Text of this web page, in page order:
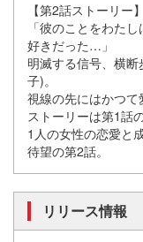
【第2話ストーリー】
「彼のことをわた
好きだった…」
明滅する信号、横
子)。
視線の先にはかつて
ストーリーは第1話
1人の女性の恋愛と
待望の第2話。
リリース情報